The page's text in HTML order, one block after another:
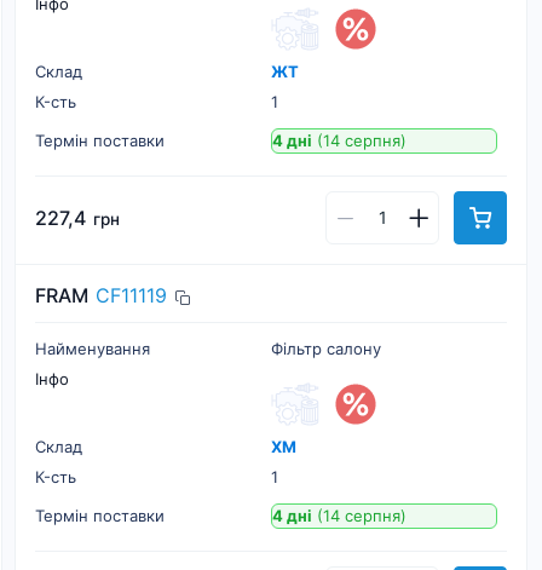
Склад
ЖТ
К-cть
1
Термін поставки
4 дні (14 серпня)
227,4 грн
FRAM CF11119
Найменування
Фільтр салону
Інфо
Склад
ХМ
К-cть
1
Термін поставки
4 дні (14 серпня)